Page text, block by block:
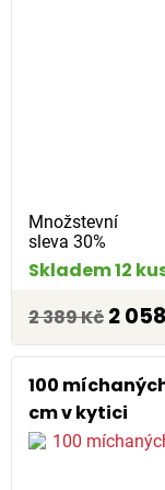
Množstevní
sleva 30%
Skladem 12
2 389 Kč 2
100
cm v kytici